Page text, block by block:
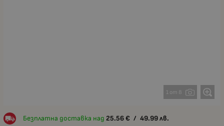
1 от 8
Безплатна доставка над 25.56 € / 49.99 лв.